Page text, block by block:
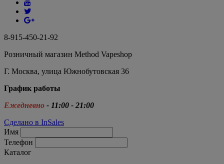
8-915-450-21-92
Розничный магазин Method Vapeshop
Г. Москва, улица Южнобутовская 36
График работы
Ежедневно - 11:00 - 21:00
Сделано в InSales
Имя
Телефон
Каталог